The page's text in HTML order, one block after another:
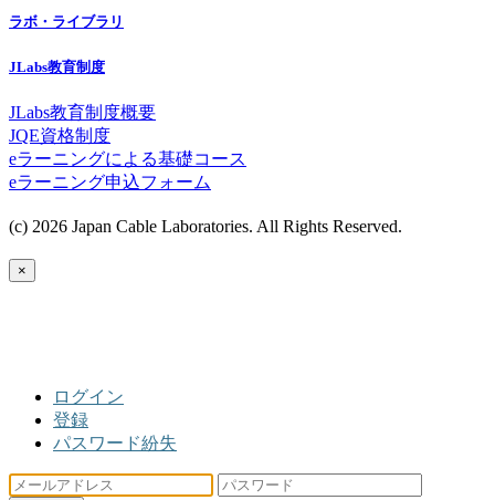
ラボ・ライブラリ
JLabs教育制度
JLabs教育制度概要
JQE資格制度
eラーニングによる基礎コース
eラーニング申込フォーム
(c) 2026 Japan Cable Laboratories. All Rights Reserved.
×
ログイン
登録
パスワード紛失